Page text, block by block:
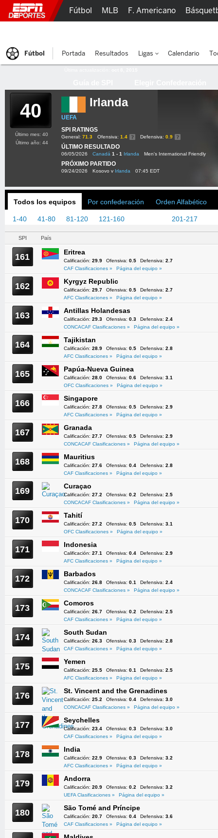
40 Irlanda
UEFA
SPI RATINGS
General: 71.3 Ofensiva: 1.4 Defensiva: 0.9
ÚLTIMO RESULTADO
06/05/2026 Canadá 1 - 1 Irlanda Men's International Friendly
PRÓXIMO PARTIDO
09/24/2026 Kosovo v Irlanda 07:45 EDT
Último mes: 40
Último año: 44
Todos los equipos Por confederación Orden Alfabético
1-40 41-80 81-120 121-160 201-217
SPI País
161 Eritrea
Calificación: 29.9 Ofensiva: 0.5 Defensiva: 2.7
CAF Clasificaciones »
Página del equipo »
162 Kyrgyz Republic
Calificación: 29.7 Ofensiva: 0.5 Defensiva: 2.7
AFC Clasificaciones »
Página del equipo »
163 Antillas Holandesas
Calificación: 29.3 Ofensiva: 0.3 Defensiva: 2.4
CONCACAF Clasificaciones »
Página del equipo »
164 Tajikistan
Calificación: 28.9 Ofensiva: 0.5 Defensiva: 2.8
AFC Clasificaciones »
Página del equipo »
165 Papúa-Nueva Guinea
Calificación: 28.0 Ofensiva: 0.6 Defensiva: 3.1
OFC Clasificaciones »
Página del equipo »
166 Singapore
Calificación: 27.8 Ofensiva: 0.5 Defensiva: 2.9
AFC Clasificaciones »
Página del equipo »
167 Granada
Calificación: 27.7 Ofensiva: 0.5 Defensiva: 2.9
CONCACAF Clasificaciones »
Página del equipo »
168 Mauritius
Calificación: 27.6 Ofensiva: 0.4 Defensiva: 2.8
CAF Clasificaciones »
Página del equipo »
169 Curaçao
Calificación: 27.2 Ofensiva: 0.2 Defensiva: 2.5
CONCACAF Clasificaciones »
Página del equipo »
170 Tahití
Calificación: 27.2 Ofensiva: 0.5 Defensiva: 3.1
OFC Clasificaciones »
Página del equipo »
171 Indonesia
Calificación: 27.1 Ofensiva: 0.4 Defensiva: 2.9
AFC Clasificaciones »
Página del equipo »
172 Barbados
Calificación: 26.8 Ofensiva: 0.1 Defensiva: 2.4
CONCACAF Clasificaciones »
Página del equipo »
173 Comoros
Calificación: 26.7 Ofensiva: 0.2 Defensiva: 2.5
CAF Clasificaciones »
Página del equipo »
174 South Sudan
Calificación: 26.3 Ofensiva: 0.3 Defensiva: 2.8
CAF Clasificaciones »
Página del equipo »
175 Yemen
Calificación: 25.5 Ofensiva: 0.1 Defensiva: 2.5
AFC Clasificaciones »
Página del equipo »
176 St. Vincent and the Grenadines
Calificación: 25.2 Ofensiva: 0.4 Defensiva: 3.0
CONCACAF Clasificaciones »
Página del equipo »
177 Seychelles
Calificación: 23.4 Ofensiva: 0.3 Defensiva: 3.0
CAF Clasificaciones »
Página del equipo »
178 India
Calificación: 22.9 Ofensiva: 0.3 Defensiva: 3.2
AFC Clasificaciones »
Página del equipo »
179 Andorra
Calificación: 20.9 Ofensiva: 0.2 Defensiva: 3.2
UEFA Clasificaciones »
Página del equipo »
180 São Tomé and Príncipe
Calificación: 20.7 Ofensiva: 0.4 Defensiva: 3.6
CAF Clasificaciones »
Página del equipo »
Fútbol MLB F. Americano
Fútbol Portada Resultados Ligas Calendario